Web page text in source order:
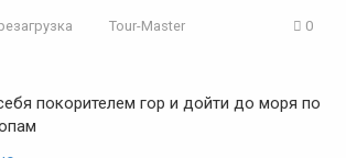
Tour-Master 0
покорителем гор и дойти до моря по